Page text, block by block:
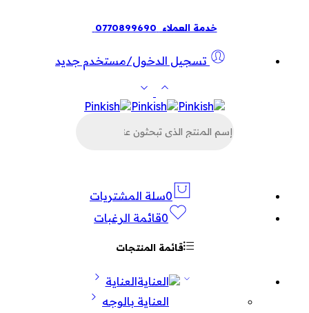
خدمة العملاء 0770899690
تسجيل الدخول/مستخدم جديد
عن
0سلة المشتريات
0قائمة الرغبات
قائمة المنتجات
العناية
العناية بالوجه